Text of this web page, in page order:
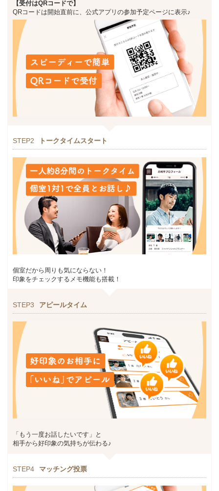
【受付はQRコードで】
QRコードは開始直前に、公式アプリの参加予定ページに表示♪
STEP2 トークタイムスタート
個室だから周りも気にならない！
印象をチェックするメモ機能も搭載！
STEP3 アピールタイム
「もう一度お話したいです」と
相手から好印象の気持ちが伝わる♪
STEP4 マッチング投票